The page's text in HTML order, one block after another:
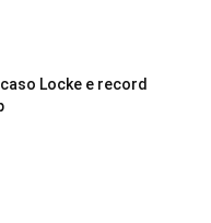
Locke e record